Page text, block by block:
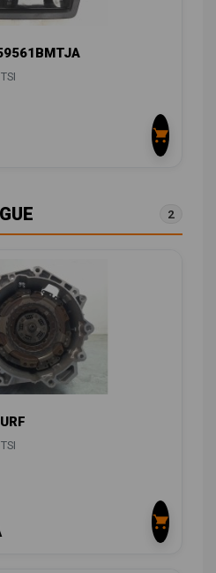
2